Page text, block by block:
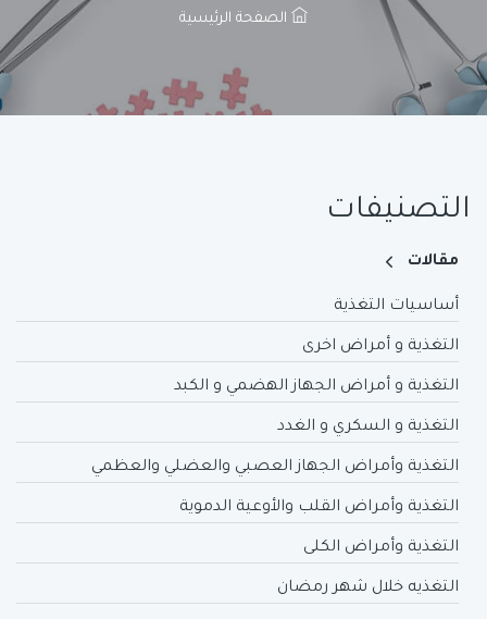
الصفحة الرئيسية
التصنيفات
مقالات
أساسيات التغذية
التغذية و أمراض اخرى
التغذية و أمراض الجهاز الهضمي و الكبد
التغذية و السكري و الغدد
التغذية وأمراض الجهاز العصبي والعضلي والعظمي
التغذية وأمراض القلب والأوعية الدموية
التغذية وأمراض الكلى
التغذيه خلال شهر رمضان